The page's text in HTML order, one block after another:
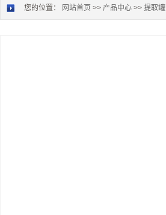
您的位置： 网站首页 >> 产品中心 >> 提取罐